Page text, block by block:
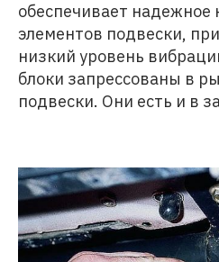
обеспечивает надежное
элементов подвески,
низкий уровень
блоки запрессованы в
подвески. Они есть и в